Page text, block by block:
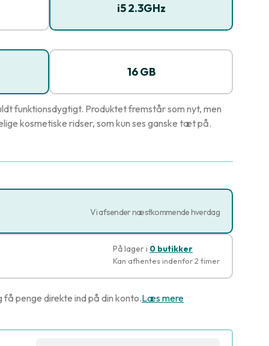
i5 2.3GHz
16 GB
funktionsdygtigt. Produktet fremstår som nyt, men
kosmetiske ridser, som kun ses ganske tæt på.
Vi afsender næstkommende hverdag
På lager i 0 butikker
Kan afhentes indenfor 2 timer
penge direkte ind på din konto.Læs mere